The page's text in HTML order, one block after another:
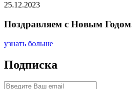
25.12.2023
Поздравляем с Новым
узнать больше
Подписка